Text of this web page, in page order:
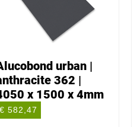
urban |
362 |
x 1500 x 4mm
€ 582,47